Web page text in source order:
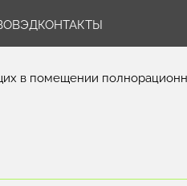
ВЭДКОНТАКТЫ
в помещении